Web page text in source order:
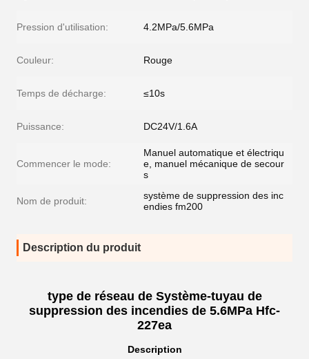
Pression d'utilisation: 4.2MPa/5.6MPa
Couleur: Rouge
Temps de décharge: ≤10s
Puissance: DC24V/1.6A
Commencer le mode:
Manuel automatique et électriqu
e, manuel mécanique de secour
s
Nom de produit:
système de suppression des inc
endies fm200
Description du produit
type de réseau de Système-tuyau de
suppression des incendies de 5.6MPa Hfc-
227ea
Description